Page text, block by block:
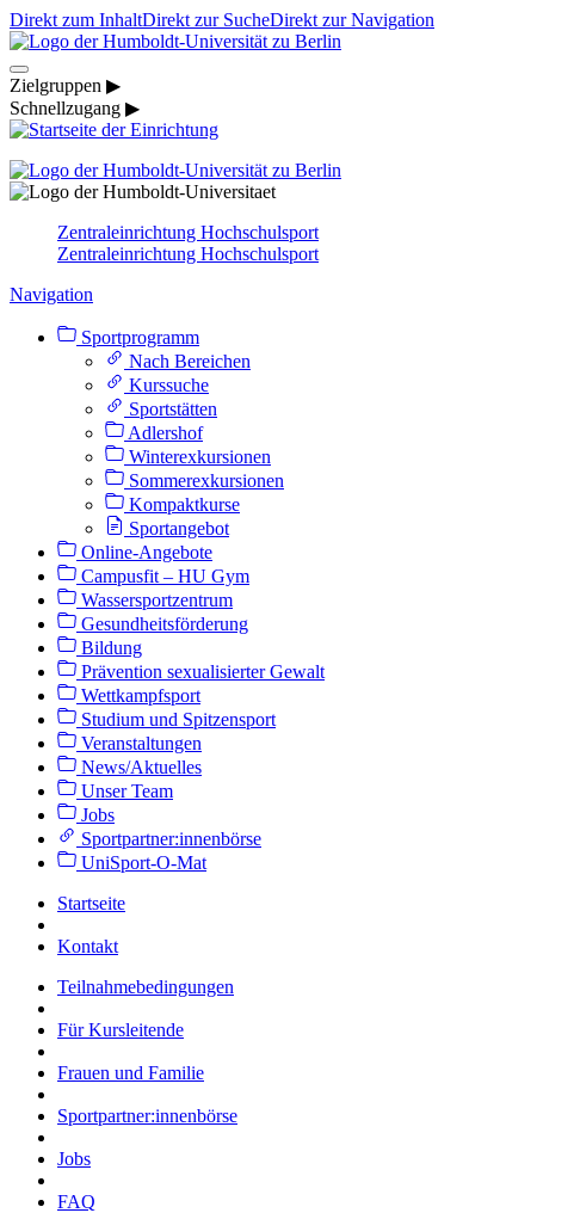
Direkt zum InhaltDirekt zur SucheDirekt zur Navigation
Zielgruppen ▶
Schnellzugang ▶
Zentraleinrichtung Hochschulsport
Zentraleinrichtung Hochschulsport
Navigation
Sportprogramm
Nach Bereichen
Kurssuche
Sportstätten
Adlershof
Winterexkursionen
Sommerexkursionen
Kompaktkurse
Sportangebot
Online-Angebote
Campusfit – HU Gym
Wassersportzentrum
Gesundheitsförderung
Bildung
Prävention sexualisierter Gewalt
Wettkampfsport
Studium und Spitzensport
Veranstaltungen
News/Aktuelles
Unser Team
Jobs
Sportpartner:innenbörse
UniSport-O-Mat
Startseite
Kontakt
Teilnahmebedingungen
Für Kursleitende
Frauen und Familie
Sportpartner:innenbörse
Jobs
FAQ